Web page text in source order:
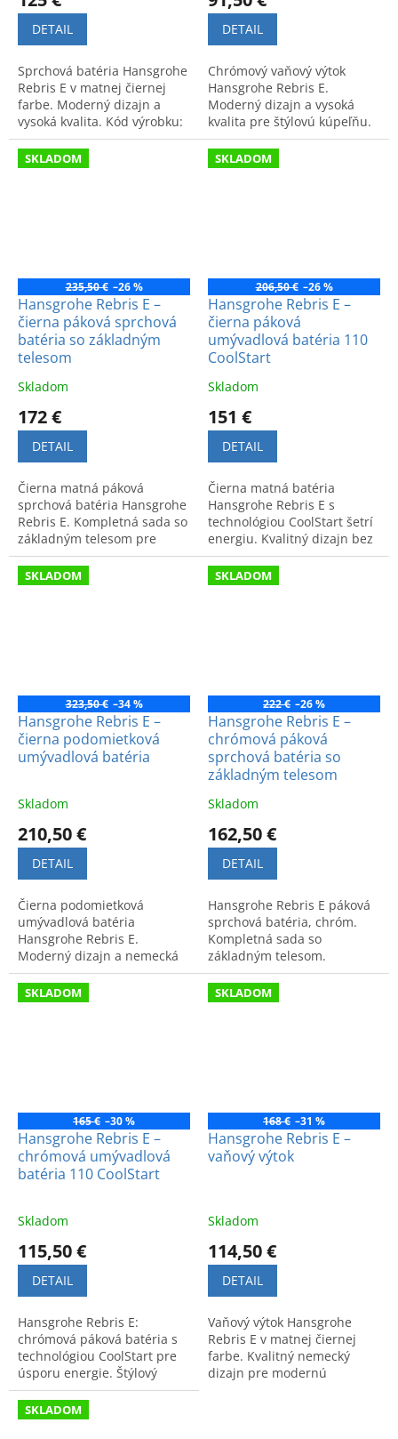
DETAIL
Sprchová batéria Hansgrohe
Rebris E v matnej čiernej
farbe. Moderný dizajn a
vysoká kvalita. Kód výrobku:
72650670.
DETAIL
Chrómový vaňový výtok
Hansgrohe Rebris E.
Moderný dizajn a vysoká
kvalita pre štýlovú kúpeľňu.
Kód produktu: 72431000.
SKLADOM
235,50 € –26 %
Hansgrohe Rebris E –
čierna páková sprchová
batéria so základným
telesom
Skladom
172 €
DETAIL
Čierna matná páková
sprchová batéria Hansgrohe
Rebris E. Kompletná sada so
základným telesom pre
jednoduchú inštaláciu.
Moderný dizajn a vysoký
komfort.
SKLADOM
206,50 € –26 %
Hansgrohe Rebris E –
čierna páková
umývadlová batéria 110
CoolStart
Skladom
151 €
DETAIL
Čierna matná batéria
Hansgrohe Rebris E s
technológiou CoolStart šetrí
energiu. Kvalitný dizajn bez
odtokovej súpravy. Kód:
72560670.
SKLADOM
323,50 € –34 %
Hansgrohe Rebris E –
čierna podomietková
umývadlová batéria
Skladom
210,50 €
DETAIL
Čierna podomietková
umývadlová batéria
Hansgrohe Rebris E.
Moderný dizajn a nemecká
kvalita pre vašu kúpeľňu.
SKLADOM
222 € –26 %
Hansgrohe Rebris E –
chrómová páková
sprchová batéria so
základným telesom
Skladom
162,50 €
DETAIL
Hansgrohe Rebris E páková
sprchová batéria, chróm.
Kompletná sada so
základným telesom.
Moderný dizajn a funkčné
prevedenie.
SKLADOM
165 € –30 %
Hansgrohe Rebris E –
chrómová umývadlová
batéria 110 CoolStart
Skladom
115,50 €
DETAIL
Hansgrohe Rebris E:
chrómová páková batéria s
technológiou CoolStart pre
úsporu energie. Štýlový
dizajn, dodávaná bez
odtokovej súpravy.
SKLADOM
168 € –31 %
Hansgrohe Rebris E –
vaňový výtok
Skladom
114,50 €
DETAIL
Vaňový výtok Hansgrohe
Rebris E v matnej čiernej
farbe. Kvalitný nemecký
dizajn pre modernú
SKLADOM